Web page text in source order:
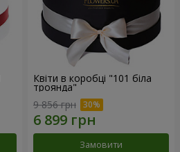
Квіти в коробці "101 біла
троянда"
9 856 грн
Замовити